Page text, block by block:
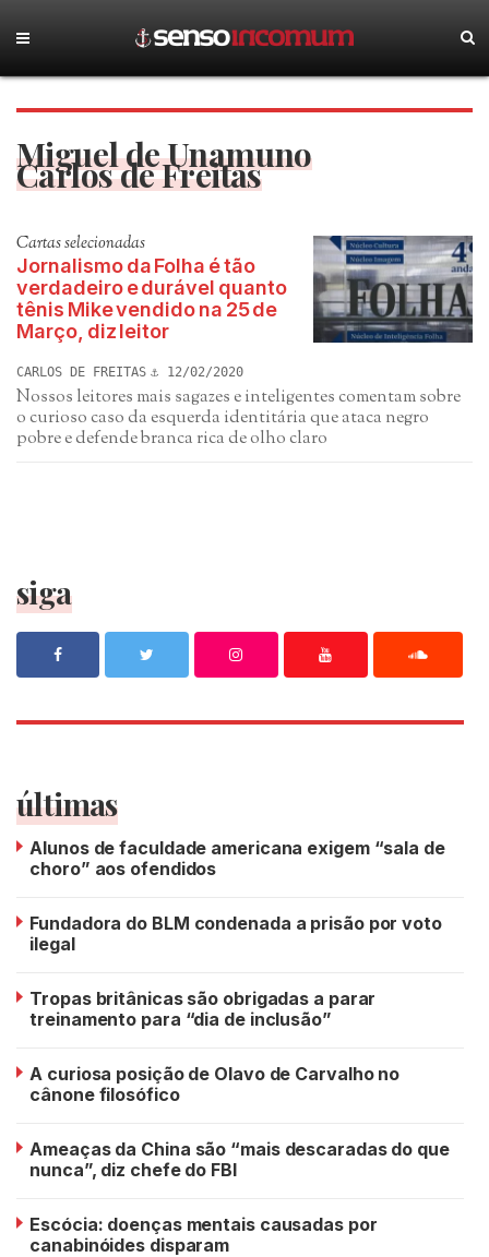
Miguel de Unamuno
Carlos de Freitas
Cartas selecionadas
Jornalismo da Folha é tão
verdadeiro e durável quanto
tênis Mike vendido na 25 de
Março, diz leitor
CARLOS DE FREITAS 12/02/2020
Nossos leitores mais sagazes e inteligentes comentam sobre
o curioso caso da esquerda identitária que ataca negro
pobre e defende branca rica de olho claro
siga
últimas
Alunos de faculdade americana exigem “sala de
choro” aos ofendidos
Fundadora do BLM condenada a prisão por voto
ilegal
Tropas britânicas são obrigadas a parar
treinamento para “dia de inclusão”
A curiosa posição de Olavo de Carvalho no
cânone filosófico
Ameaças da China são “mais descaradas do que
nunca”, diz chefe do FBI
Escócia: doenças mentais causadas por
canabinóides disparam